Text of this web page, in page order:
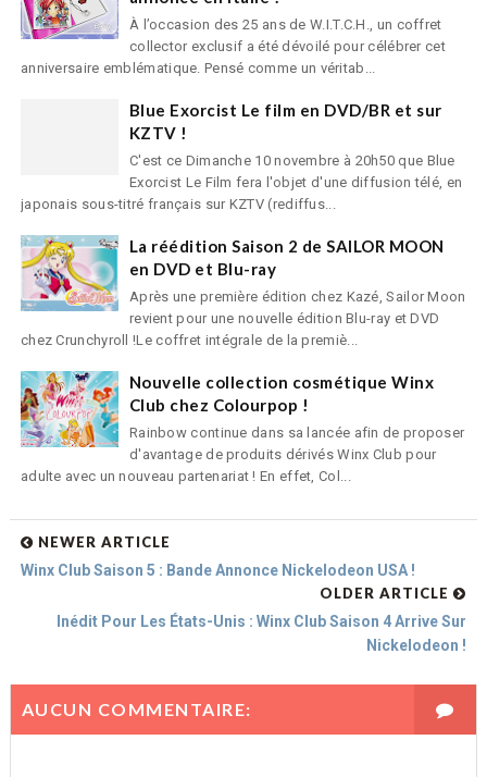
À l’occasion des 25 ans de W.I.T.C.H., un coffret
collector exclusif a été dévoilé pour célébrer cet
anniversaire emblématique. Pensé comme un véritab...
Blue Exorcist Le film en DVD/BR et sur
KZTV !
C'est ce Dimanche 10 novembre à 20h50 que Blue
Exorcist Le Film fera l'objet d'une diffusion télé, en
japonais sous-titré français sur KZTV (rediffus...
La réédition Saison 2 de SAILOR MOON
en DVD et Blu-ray
Après une première édition chez Kazé, Sailor Moon
revient pour une nouvelle édition Blu-ray et DVD
chez Crunchyroll !Le coffret intégrale de la premiè...
Nouvelle collection cosmétique Winx
Club chez Colourpop !
Rainbow continue dans sa lancée afin de proposer
d'avantage de produits dérivés Winx Club pour
adulte avec un nouveau partenariat ! En effet, Col...
NEWER ARTICLE
Winx Club Saison 5 : Bande Annonce Nickelodeon USA !
OLDER ARTICLE
Inédit Pour Les États-Unis : Winx Club Saison 4 Arrive Sur
Nickelodeon !
AUCUN COMMENTAIRE: